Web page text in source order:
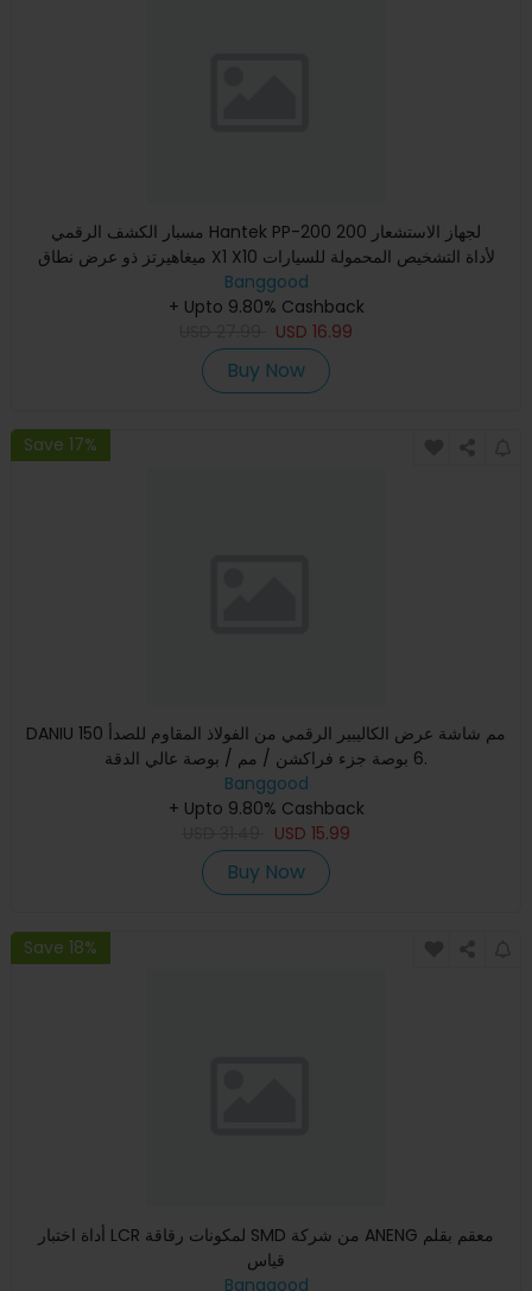
مسبار الكشف الرقمي Hantek PP-200 لجهاز الاستشعار 200
ميغاهيرتز ذو عرض نطاق X1 X10 لأداة التشخيص المحمولة للسيارات
جهاز ا
Banggood
+ Upto 9.80% Cashback
USD 16.99
Buy Now
Save 17%
DANIU 150 مم شاشة عرض الكاليبير الرقمي من الفولاذ المقاوم للصدأ
6 بوصة جزء فراكشن / مم / بوصة عالي الدقة.
Banggood
+ Upto 9.80% Cashback
USD 15.99
Buy Now
Save 18%
أداة اختبار LCR لمكونات رقاقة SMD من شركة ANENG معقم بقلم
قياس
Banggood